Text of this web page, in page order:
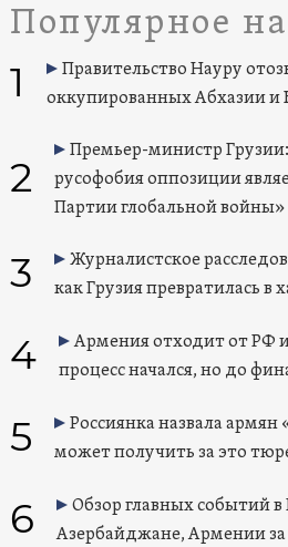
Популярное
1
Правительство Науру
оккупированных Абхазии
2
Премьер-министр
русофобия оппозиции
Партии глобальной войны»
3
Журналистское
как Грузия превратилась
4
Армения отходит от РФ
процесс начался, но до
5
Россиянка назвала
может получить за это
6
Обзор главных событий в
Азербайджане, Армении за